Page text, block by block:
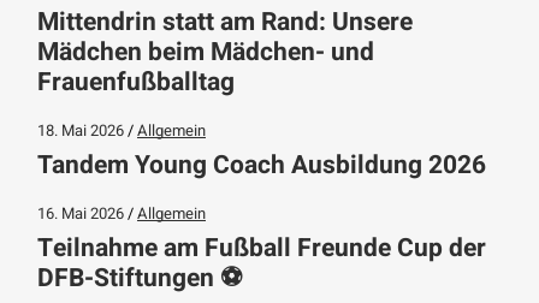
Mittendrin statt am Rand: Unsere
Mädchen beim Mädchen- und
Frauenfußballtag
18. Mai 2026 Allgemein
Tandem Young Coach Ausbildung 2026
16. Mai 2026 Allgemein
Teilnahme am Fußball Freunde Cup der
DFB-Stiftungen ⚽️